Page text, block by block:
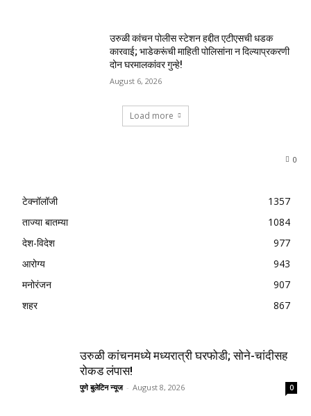
उरुळी कांचन पोलीस स्टेशन हद्दीत एटीएसची धडक
कारवाई; भाडेकरूंची माहिती पोलिसांना न दिल्याप्रकरणी
दोन घरमालकांवर गुन्हे!
August 6, 2026
Load more
0
टेक्नॉलॉजी
1357
ताज्या बातम्या
1084
देश-विदेश
977
आरोग्य
943
मनोरंजन
907
शहर
867
उरुळी कांचनमध्ये मध्यरात्री घरफोडी; सोने-चांदीसह
रोकड लंपास!
पुणे बुलेटिन न्यूज - August 8, 2026 0